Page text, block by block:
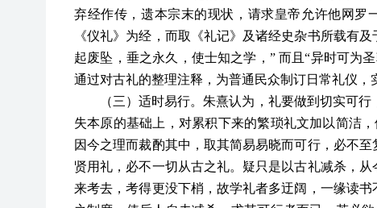
弃经作传，遗本宗末的现状，请求皇帝允许他网罗
《仪礼》为经，而取《礼记》及诸经史杂书所载有
起废坠，垂之永久，使士知之学，” 而且“异时可为
通过对古礼的整理注释，为普通民众制订日常礼仪，
（三）适时易行。朱熹认为，礼要做到切实可
失本原的基础上，对累积下来的繁琐礼文加以简洁
因今之理而裁酌其中，取其简易易晓而可行，必不
贤用礼，必不一切从古之礼。疑只是以古礼减杀，
来考去，考得更没下梢，故学礼者多迂阔，一缘读